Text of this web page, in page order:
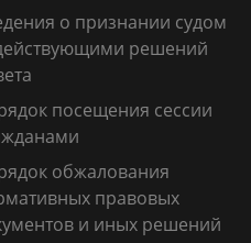
о признании судом
решений
посещения сессии
обжалования
правовых
и иных решений